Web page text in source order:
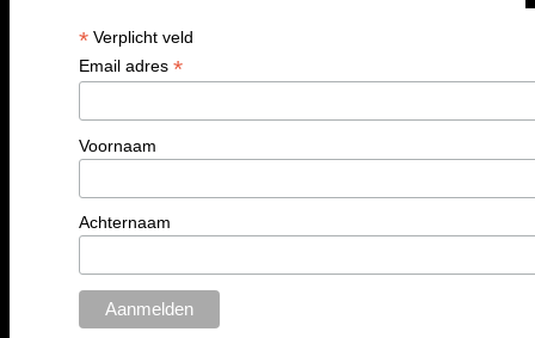
*Verplicht veld
Email adres *
Voornaam
Achternaam